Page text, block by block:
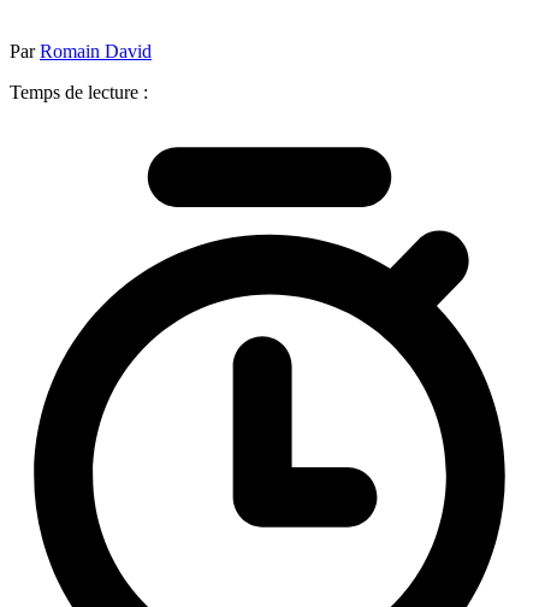
ParRomain David
Temps de lecture :